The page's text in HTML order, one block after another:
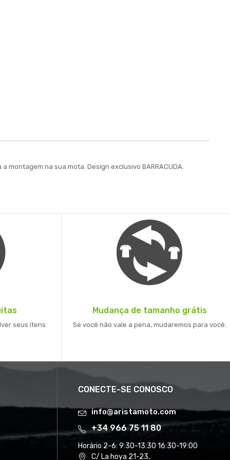
na sua mota. Design exclusivo BARRACUDA.
seus itens
Mudança de tamanho grátis
Se você não vale a pena, mudaremos para você.
CONECTE-SE CONOSCO
info@aristamoto.com
+34 966 75 11 80
Horário 2-6: 9:30-13:30 16:30-19:00
C/ La hoya 21-23,